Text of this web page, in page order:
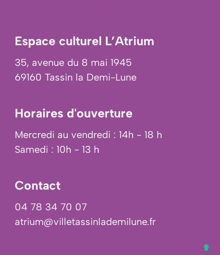
Espace culturel L’Atrium
35, avenue du 8 mai 1945
69160 Tassin la Demi-Lune
Horaires d'ouverture
Mercredi au vendredi : 14h - 18 h
Samedi : 10h - 13 h
Contact
04 78 34 70 07
atrium@villetassinlademilune.fr